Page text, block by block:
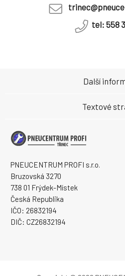
tel: 558
PNEUCENTRUM PROFI s.r.o.
Bruzovská 3270
738 01 Frýdek-Místek
Česká Republika
IČO: 26832194
DIČ: CZ26832194
Další
Textové